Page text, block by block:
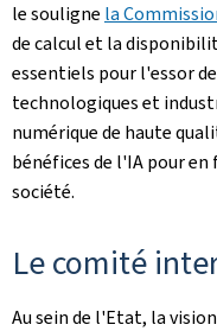
le souligne la
de calcul et la
essentiels pour l'essor
technologiques et
numérique de haute
bénéfices de l'IA pour
société.
Le comité
Au sein de l'Etat, la